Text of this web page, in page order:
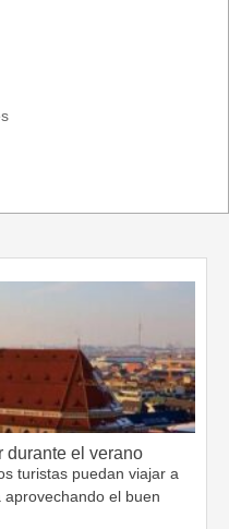
durante el verano
turistas puedan viajar a
el buen